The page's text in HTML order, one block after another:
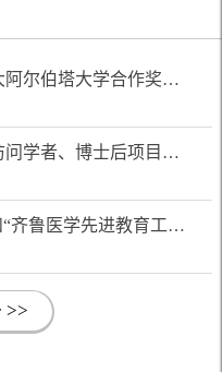
国家留学基金管理委员会与加拿大阿尔伯塔大学合作奖学金介绍
2021年国家公派高级研究学者、访问学者、博士后项目常见问题解答
关于印发《“齐鲁医学优秀教师”和“齐鲁医学先进教育工作者”评选办法（试行）》的通知
>>